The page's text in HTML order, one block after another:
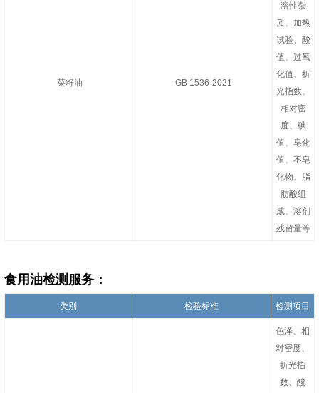
菜籽油 GB 1536-2021
溶性杂
质、加热
试验、酸
值、过氧
化值、折
光指数、
相对密
度、碘
值、皂化
值、不皂
化物、脂
肪酸组
成、溶剂
残留量等
食用油检测服务：
类别 检验标准 检测项目
色泽、相
对密度、
折光指
数、酸